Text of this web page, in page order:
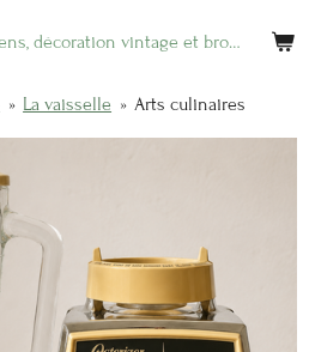
Objets anciens, décoration vintage et brocante en ligne
» La vaisselle » Arts culinaires